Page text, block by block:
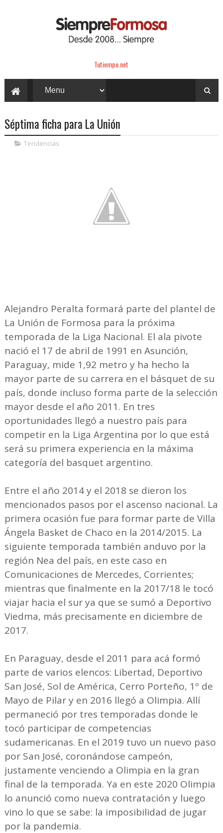
Tutiempo.net
Séptima ficha para La Unión
Tendencias
Alejandro Peralta formará parte del plantel de
La Unión de Formosa para la próxima
temporada de la Liga Nacional. El ala pivote
nació el 17 de abril de 1991 en Asunción,
Paraguay, mide 1,92 metro y ha hecho la
mayor parte de su carrera en el básquet de su
país, donde incluso forma parte de la selección
mayor desde el año 2011. En tres
oportunidades llegó a nuestro país para
competir en la Liga Argentina por lo que está
será su primera experiencia en la máxima
categoría del basquet argentino.
Entre el año 2014 y el 2018 se dieron los
mencionados pasos por el ascenso nacional. La
primera ocasión fue para formar parte de Villa
Ángela Basket de Chaco en la 2014/2015. La
siguiente temporada también anduvo por la
región Nea del país, en este caso en
Comunicaciones de Mercedes, Corrientes;
mientras que finalmente en la 2017/18 le tocó
viajar hacia el sur ya que se sumó a Deportivo
Viedma, más precisamente en diciembre de
2017.
En Paraguay, desde el 2011 para acá formó
parte de varios elencos: Libertad, Deportivo
San José, Sol de América, Cerro Porteño, 1º de
Mayo de Pilar y en 2016 llegó a Olimpia. Allí
permaneció por tres temporadas donde le
tocó participar de competencias
sudamericanas. En el 2019 tuvo un nuevo paso
por San José, coronándose campeón,
justamente venciendo a Olimpia en la gran
final de la temporada. Ya en este 2020 Olimpia
lo anunció como nueva contratación y luego
vino lo que se sabe: la imposibilidad de jugar
por la pandemia.